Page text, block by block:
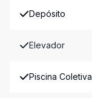
Depósito
Elevador
Piscina Coletiva